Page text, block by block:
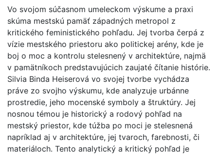
Vo svojom súčasnom umeleckom výskume a praxi
skúma mestskú pamäť západných metropol z
kritického feministického pohľadu. Jej tvorba čerpá z
vízie mestského priestoru ako politickej arény, kde je
boj o moc a kontrolu stelesnený v architektúre, najmä
v pamätníkoch predstavujúcich zaujaté čítanie histórie.
Silvia Binda Heiserová vo svojej tvorbe vychádza
práve zo svojho výskumu, kde analyzuje urbánne
prostredie, jeho mocenské symboly a štruktúry. Jej
nosnou témou je historický a rodový pohľad na
mestský priestor, kde túžba po moci je stelesnená
napríklad aj v architektúre, jej tvaroch, farebnosti, či
materiáloch. Tento analytický a kritický pohľad je